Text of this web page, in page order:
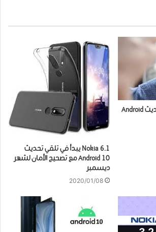
يتلقى LG G8 ThinQ تحديث Android
Nokia 6.1 يبدأ في تلقي تحديث
Android 10 مع تصحيح الأمان لشهر
ديسمبر
2020/01/08